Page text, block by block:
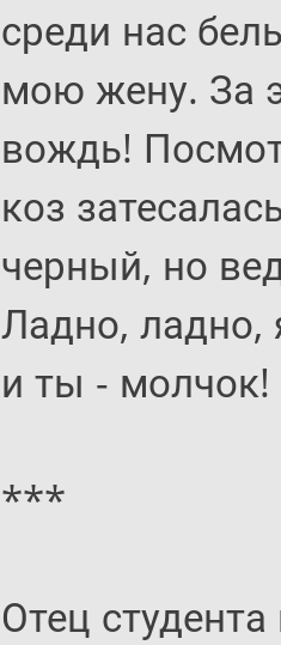
среди нас
мою жену. За
вождь!
коз
черный, но
Ладно, ладно,
и ты - молчок!
***
Отец